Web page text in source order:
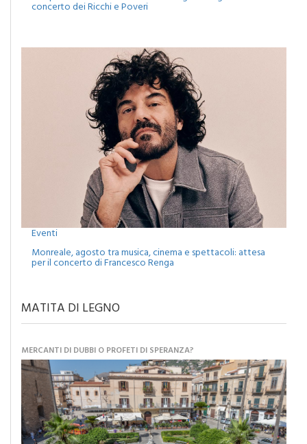
Monreale, agosto tra musica, cinema e spettacoli: attesa
per il concerto di Francesco Renga